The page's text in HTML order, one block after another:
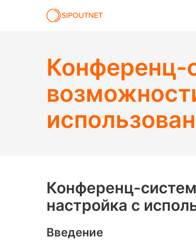
Конференц-
Конференц-
настройка с
Введение